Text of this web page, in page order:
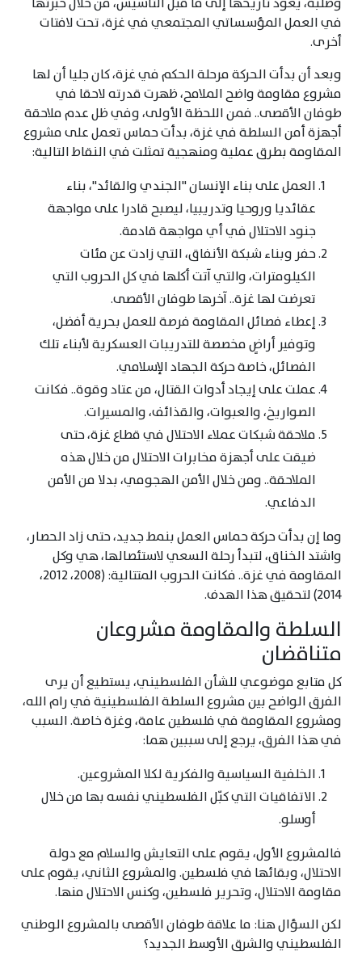
في العمل المؤسساتي المجتمعي في غزة، تحت لافتات
أخرى.
وبعد أن بدأت الحركة مرحلة الحكم في غزة، كان جليا أن لها
مشروع مقاومة واضح الملامح، ظهرت قدرته لاحقا في
طوفان الأقصى.. فمن اللحظة الأولى، وفي ظل عدم ملاحقة
أجهزة أمن السلطة في غزة، بدأت حماس تعمل على مشروع
المقاومة بطرق عملية ومنهجية تمثلت في النقاط التالية:
العمل على بناء الإنسان "الجندي والقائد"، بناء
عقائديا وروحيا وتدريبيا، ليصبح قادرا على مواجهة
جنود الاحتلال في أي مواجهة قادمة.
حفر وبناء شبكة الأنفاق، التي زادت عن مئات
الكيلومترات، والتي آتت أكلها في كل الحروب التي
تعرضت لها غزة.. آخرها طوفان الأقصى.
إعطاء فصائل المقاومة فرصة للعمل بحرية أفضل،
وتوفير أراضٍ مخصصة للتدريبات العسكرية لأبناء تلك
الفصائل، خاصة حركة الجهاد الإسلامي.
عملت على إيجاد أدوات القتال، من عتاد وقوة.. فكانت
الصواريخ، والعبوات، والقذائف، والمسيرات.
ملاحقة شبكات عملاء الاحتلال في قطاع غزة، حتى
ضيقت على أجهزة مخابرات الاحتلال من خلال هذه
الملاحقة.. ومن خلال الأمن الهجومي، بدلا من الأمن
الدفاعي.
وما إن بدأت حركة حماس العمل بنمط جديد، حتى زاد الحصار،
واشتد الخناق، لتبدأ رحلة السعي لاستئصالها، هي وكل
المقاومة في غزة.. فكانت الحروب المتتالية: (2008، 2012،
2014) لتحقيق هذا الهدف.
السلطة والمقاومة مشروعان
متناقضان
كل متابع موضوعي للشأن الفلسطيني، يستطيع أن يرى
الفرق الواضح بين مشروع السلطة الفلسطينية في رام الله،
ومشروع المقاومة في فلسطين عامة، وغزة خاصة. السبب
في هذا الفرق، يرجع إلى سببين هما:
الخلفية السياسية والفكرية لكلا المشروعين.
الاتفاقيات التي كبّل الفلسطيني نفسه بها من خلال
أوسلو.
فالمشروع الأول، يقوم على التعايش والسلام مع دولة
الاحتلال، وبقائها في فلسطين. والمشروع الثاني، يقوم على
مقاومة الاحتلال، وتحرير فلسطين، وكنس الاحتلال منها.
لكن السؤال هنا: ما علاقة طوفان الأقصى بالمشروع الوطني
الفلسطيني والشرق الأوسط الجديد؟